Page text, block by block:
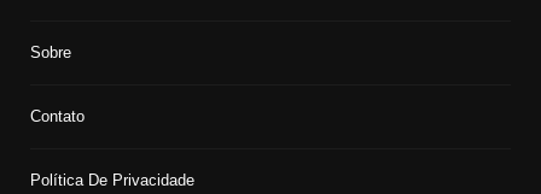
Sobre
Contato
Política De Privacidade